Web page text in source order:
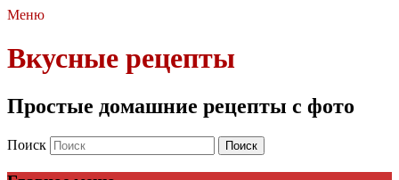
Меню
Вкусные рецепты
Простые домашние рецепты с фото
Поиск